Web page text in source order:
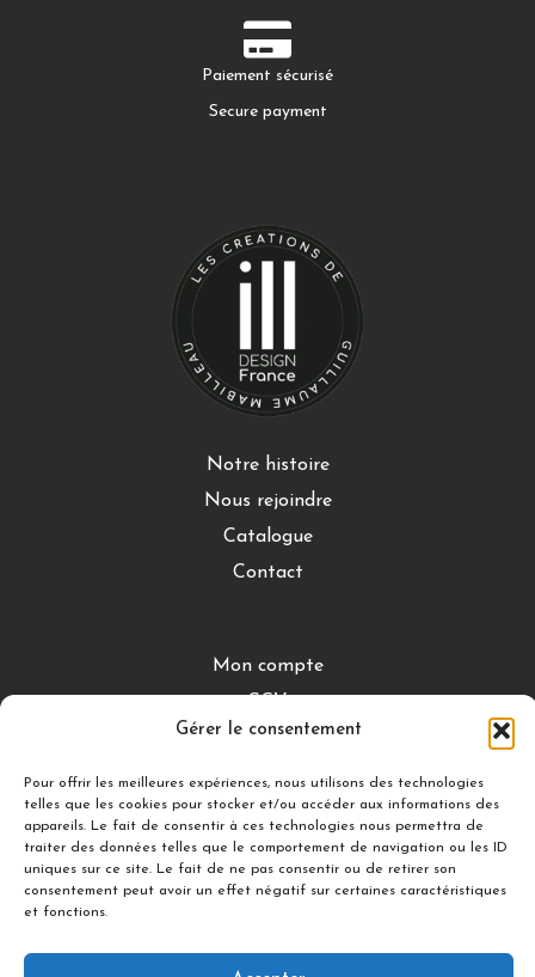
Gérer le consentement
Pour offrir les meilleures expériences, nous utilisons des technologies
telles que les cookies pour stocker et/ou accéder aux informations des
appareils. Le fait de consentir à ces technologies nous permettra de
traiter des données telles que le comportement de navigation ou les ID
uniques sur ce site. Le fait de ne pas consentir ou de retirer son
consentement peut avoir un effet négatif sur certaines caractéristiques
et fonctions.
Paiement sécurisé
Secure payment
Notre histoire
Nous rejoindre
Catalogue
Contact
Mon compte
Mentions légales
Conditions de retour
DÉCOUVRIR
Nuances Gourmandes